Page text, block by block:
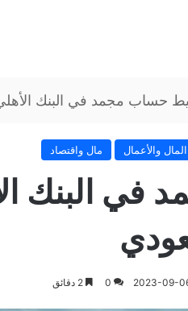
حساب مجمد في البنك
المال والأعمال مال واقتصاد
البنك
2023-09-
0